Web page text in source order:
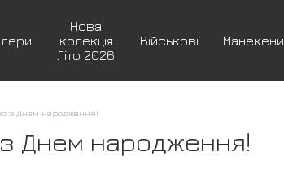
Нова
колекція
Літо 2026
Військові Манекени
з Днем народження!
з Днем народження!